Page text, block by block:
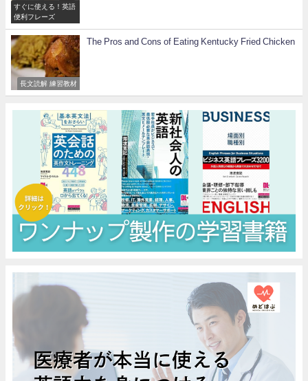
すぐに使える！英語
便利フレーズ
長文読解 練習教材
The Pros and Cons of Eating Kentucky Fried Chicken